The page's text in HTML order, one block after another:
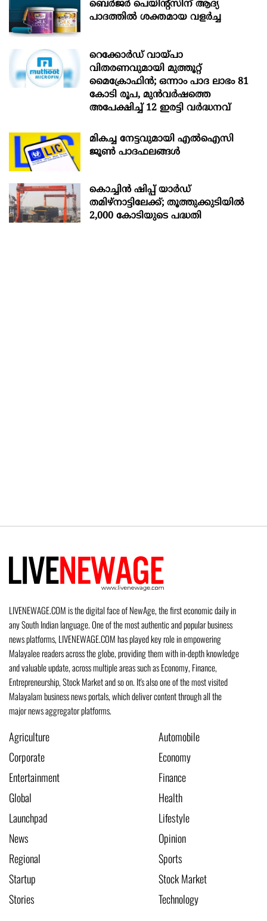
ബെർജർ പെയിന്റ്സിന് ആദ്യ
പാദത്തിൽ ശക്തമായ വളർച്ച
റെക്കോർഡ് വായ്പാ
വിതരണവുമായി മുത്തൂറ്റ്
മൈക്രോഫിൻ; ഒന്നാം പാദ ലാഭം 81
കോടി രൂപ, മുൻവർഷത്തെ
അപേക്ഷിച്ച് 12 ഇരട്ടി വർദ്ധനവ്
മികച്ച നേട്ടവുമായി എൽഐസി
ജൂൺ പാദഫലങ്ങൾ
കൊച്ചിന്‍ ഷിപ്പ് യാർഡ്
തമിഴ്നാട്ടിലേക്ക്; തൂത്തുക്കുടിയിൽ
2,000 കോടിയുടെ പദ്ധതി
LIVENEWAGE.COM is the digital face of NewAge, the first economic daily in
any South Indian language. One of the most authentic and popular business
news platforms, LIVENEWAGE.COM has played key role in empowering
Malayalee readers across the globe, providing them with in-depth knowledge
and valuable update, across multiple areas such as Economy, Finance,
Entrepreneurship, Stock Market and so on. It's also one of the most visited
Malayalam business news portals, which deliver content through all the
major news aggregator platforms.
Agriculture
Automobile
Corporate
Economy
Entertainment
Finance
Global
Health
Launchpad
Lifestyle
News
Opinion
Regional
Sports
Startup
Stock Market
Stories
Technology